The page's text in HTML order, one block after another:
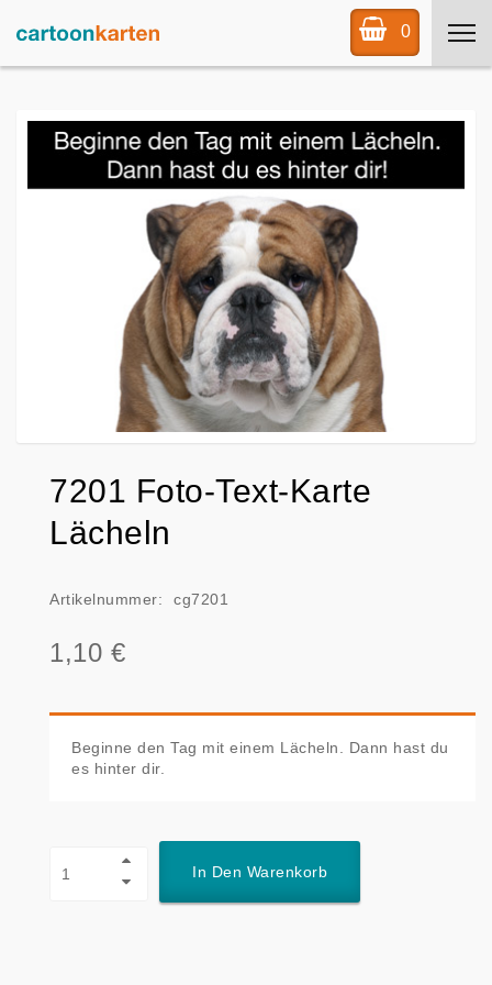
0
7201 Foto-Text-Karte
Lächeln
Artikelnummer: cg7201
1,10 €
Beginne den Tag mit einem Lächeln. Dann hast du
es hinter dir.
In Den Warenkorb